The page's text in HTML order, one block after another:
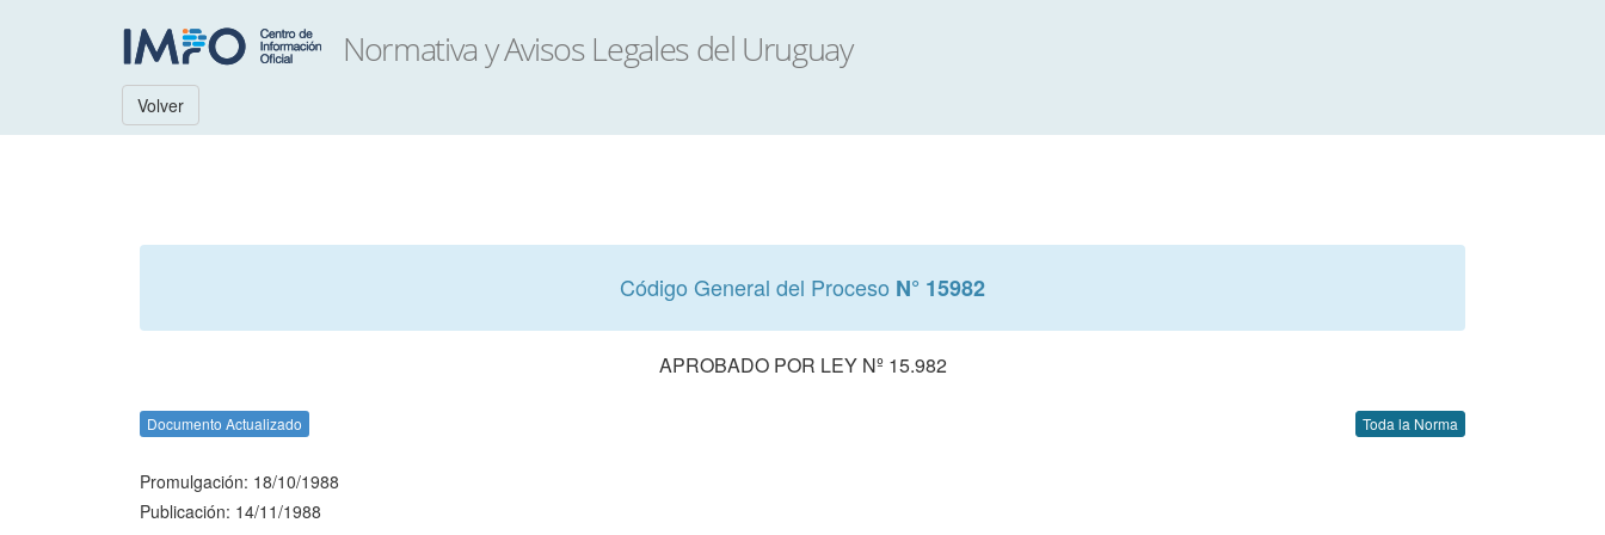
Volver
Código General del Proceso N° 15982
APROBADO POR LEY Nº 15.982
Documento Actualizado Toda la Norma
Promulgación: 18/10/1988
Publicación: 14/11/1988